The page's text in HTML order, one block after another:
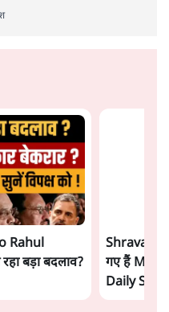
होता है। भारत का यूरोप की
में दिखाई देता है—
की पराकाष्ठा कम, और
एक तेज़ निर्णय अधिक लगता